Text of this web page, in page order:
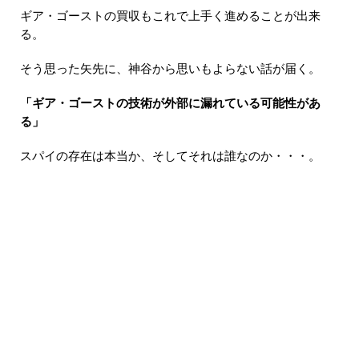
ギア・ゴーストの買収もこれで上手く進めることが出来
る。
そう思った矢先に、神谷から思いもよらない話が届く。
「ギア・ゴーストの技術が外部に漏れている可能性があ
る」
スパイの存在は本当か、そしてそれは誰なのか・・・。